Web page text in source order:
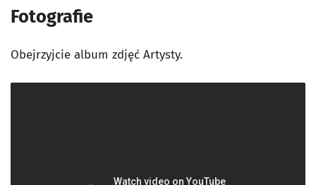
Fotografie
Obejrzyjcie album zdjęć Artysty.